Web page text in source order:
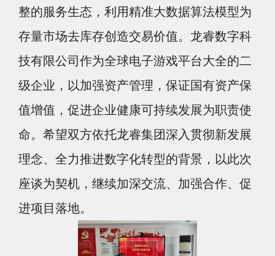
整的服务生态，利用精准大数据算法模型为
存量市场去库存创造交易价值。龙睿数字科
技有限公司作为全球电子游戏平台大全的二
级企业，以加强资产管理，保证国有资产保
值增值，促进企业健康可持续发展为职责使
命。希望双方依托龙睿集团深入贯彻新发展
理念、全力推进数字化转型的背景，以此次
座谈为契机，继续加深交流、加强合作、促
进项目落地。